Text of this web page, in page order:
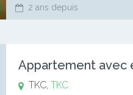
2 ans depuis
TKC, TKC